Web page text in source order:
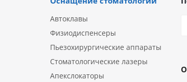
Автоклавы
Физиодиспенсеры
Пьезохирургические аппараты
Стоматологические лазеры
Апекслокаторы